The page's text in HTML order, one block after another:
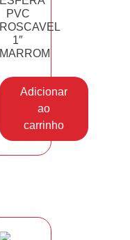
PVC
ROSCAVEL
1″
MARROM
Adicionar
ao
carrinho